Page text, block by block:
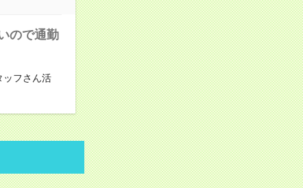
ので通勤
ッフさん活